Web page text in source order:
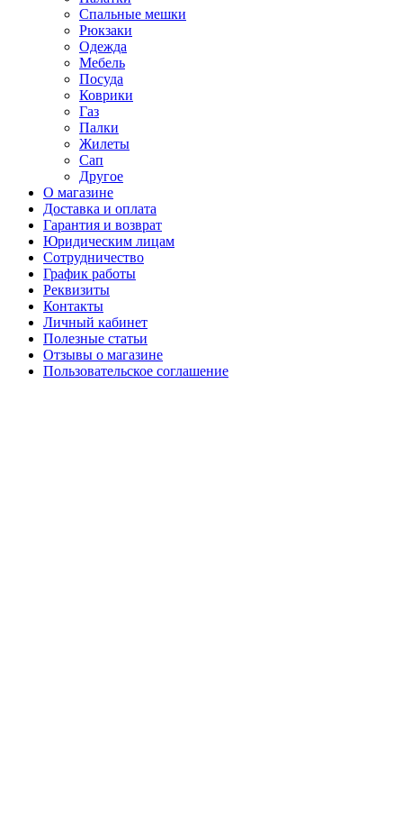
Спальные мешки
Рюкзаки
Одежда
Мебель
Посуда
Коврики
Газ
Палки
Жилеты
Сап
Другое
О магазине
Доставка и оплата
Гарантия и возврат
Юридическим лицам
Сотрудничество
График работы
Реквизиты
Контакты
Личный кабинет
Полезные статьи
Отзывы о магазине
Пользовательское соглашение